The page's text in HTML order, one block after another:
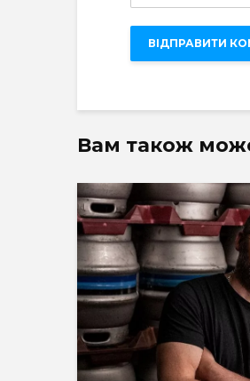
Вам також